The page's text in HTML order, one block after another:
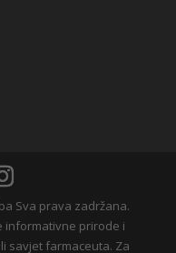
Sva prava zadržana.
informativne prirode i
savjet farmaceuta. Za